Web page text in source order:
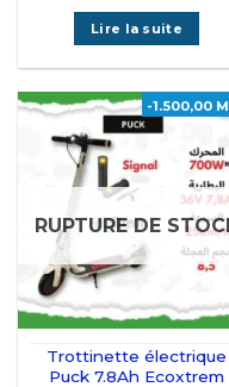
Lire la suite
-1.500,00
RUPTURE DE
Trottinette électrique
Puck 7.8Ah Ecoxtrem